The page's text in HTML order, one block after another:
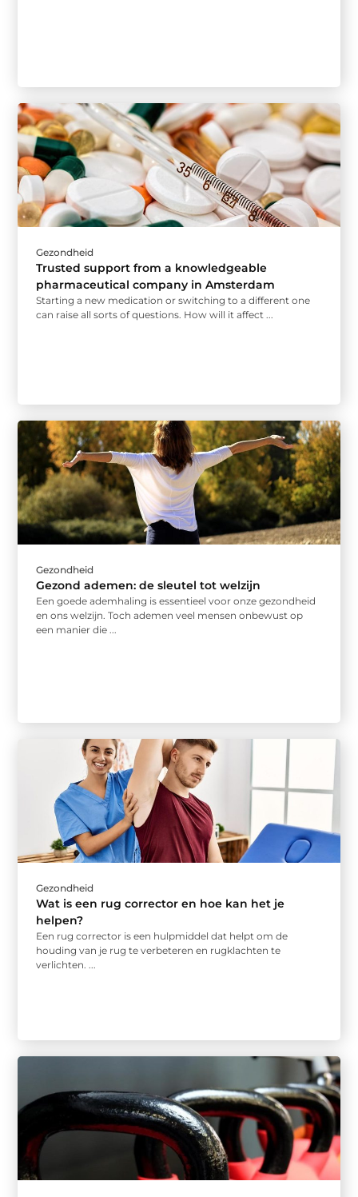
Gezondheid
Trusted support from a knowledgeable
pharmaceutical company in Amsterdam
Starting a new medication or switching to a different one
can raise all sorts of questions. How will it affect ...
Gezondheid
Gezond ademen: de sleutel tot welzijn
Een goede ademhaling is essentieel voor onze gezondheid
en ons welzijn. Toch ademen veel mensen onbewust op
een manier die ...
Gezondheid
Wat is een rug corrector en hoe kan het je
helpen?
Een rug corrector is een hulpmiddel dat helpt om de
houding van je rug te verbeteren en rugklachten te
verlichten. ...